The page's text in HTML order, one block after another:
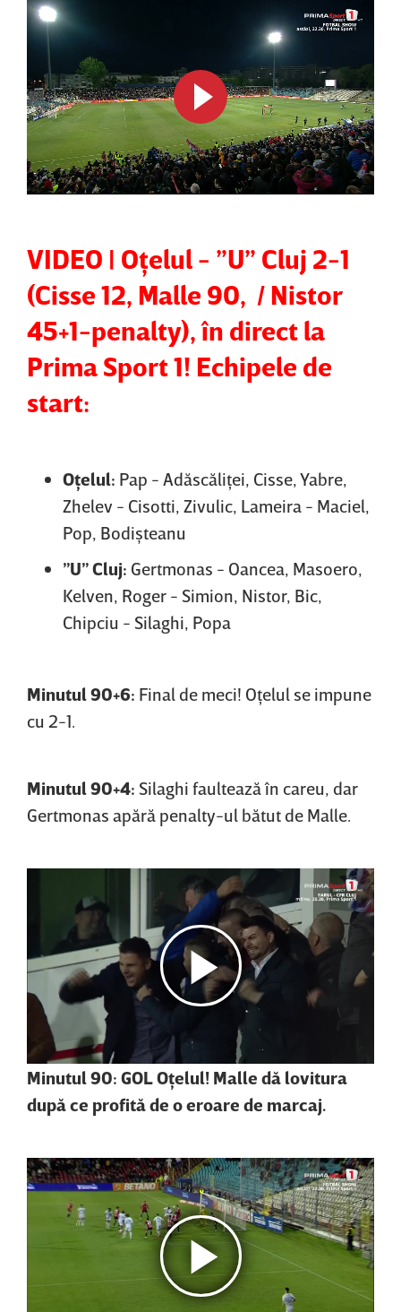
VIDEO | Oţelul - ”U” Cluj 2-1
(Cisse 12, Malle 90, / Nistor
45+1-penalty), în direct la
Prima Sport 1! Echipele de
start:
Oţelul: Pap - Adăscăliţei, Cisse, Yabre,
Zhelev - Cisotti, Zivulic, Lameira - Maciel,
Pop, Bodişteanu
”U” Cluj: Gertmonas - Oancea, Masoero,
Kelven, Roger - Simion, Nistor, Bic,
Chipciu - Silaghi, Popa
Minutul 90+6: Final de meci! Oţelul se impune
cu 2-1.
Minutul 90+4: Silaghi faultează în careu, dar
Gertmonas apără penalty-ul bătut de Malle.
Minutul 90: GOL Oţelul! Malle dă lovitura
după ce profită de o eroare de marcaj.